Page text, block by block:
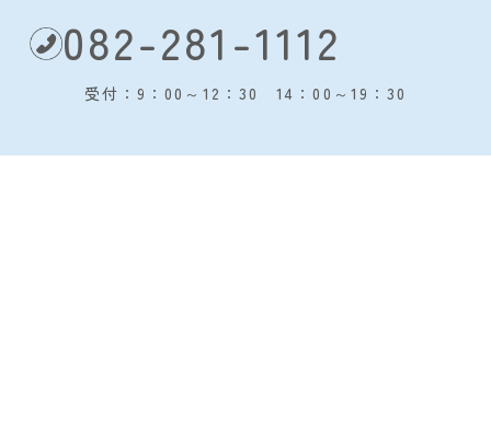
082-281-1112
受付：9：00～12：30 14：00～19：30